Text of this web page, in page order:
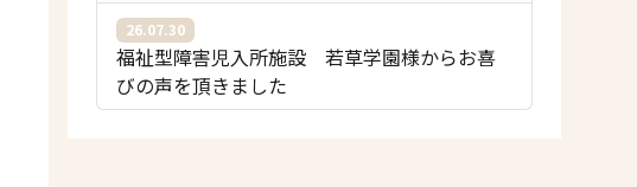
26.07.30
福祉型障害児入所施設 若草学園様からお喜
びの声を頂きました